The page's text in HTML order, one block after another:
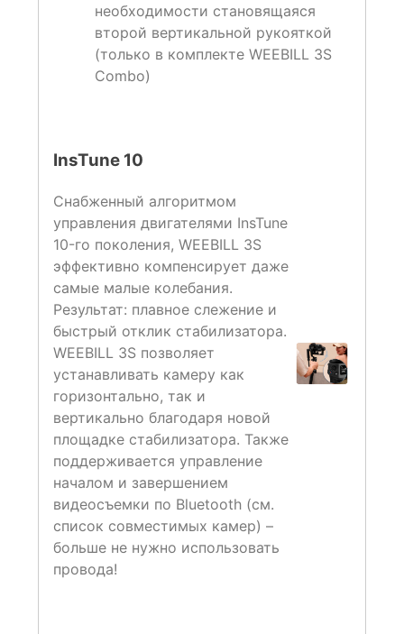
необходимости становящаяся
второй вертикальной рукояткой
(только в комплекте WEEBILL 3S
Combo)
InsTune 10
Снабженный алгоритмом
управления двигателями InsTune
10-го поколения, WEEBILL 3S
эффективно компенсирует даже
самые малые колебания.
Результат: плавное слежение и
быстрый отклик стабилизатора.
WEEBILL 3S позволяет
устанавливать камеру как
горизонтально, так и
вертикально благодаря новой
площадке стабилизатора. Также
поддерживается управление
началом и завершением
видеосъемки по Bluetooth (см.
список совместимых камер) –
больше не нужно использовать
провода!